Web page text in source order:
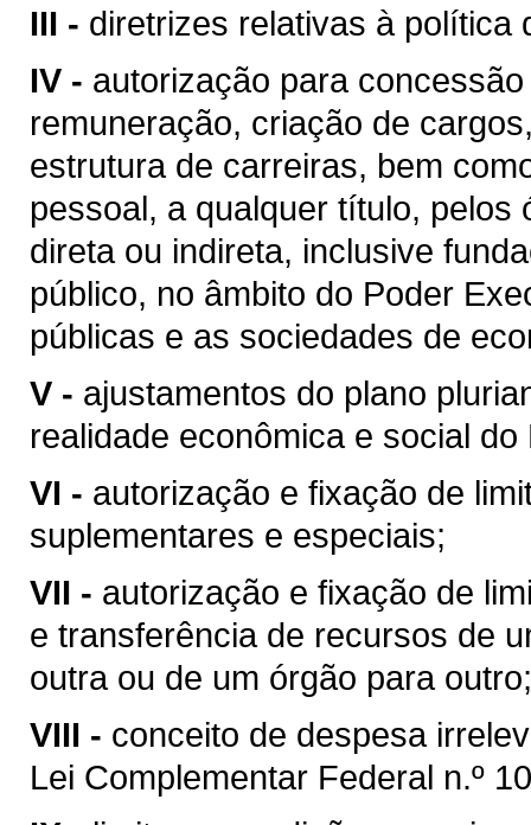
III - diretrizes relativas à política
IV - autorização para
remuneração, criação de
estrutura de carreiras, bem
pessoal, a qualquer título,
direta ou indireta, inclusive
público, no âmbito do Poder
públicas e as sociedades de
V - ajustamentos do plano
realidade econômica e social do
VI - autorização e fixação de
suplementares e especiais;
VII - autorização e fixação de
e transferência de recursos de
outra ou de um órgão para outro;
VIII - conceito de despesa
Lei Complementar Federal n.º